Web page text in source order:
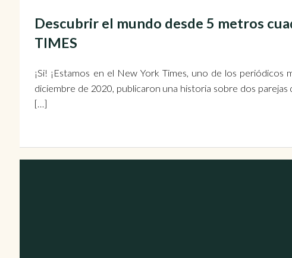
Descubrir el mundo desde 5 metros
TIMES
¡Si! ¡Estamos en el New York Times, uno de los
diciembre de 2020, publicaron una historia sobre dos
[…]